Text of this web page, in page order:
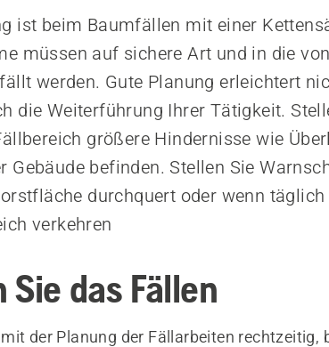
zurück stutzen
vor dem Fällen
ist beim Baumfällen mit einer
müssen auf sichere Art und in die
werden. Gute Planung erleichtert
die Weiterführung Ihrer Tätigkeit.
größere Hindernisse wie
Gebäude befinden. Stellen Sie
durchquert oder wenn
verkehren
Sie das Fällen
der Planung der Fällarbeiten rechtzeitig,